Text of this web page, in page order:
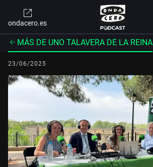
ondacero.es
MÁS DE UNO TALAVERA DE LA REINA
23/06/2025